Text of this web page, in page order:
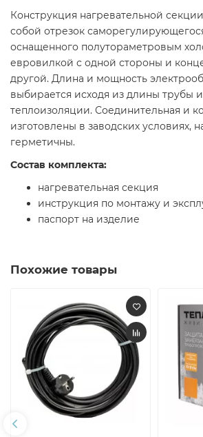
Конструкция нагревательной
собой отрезок
оснащенного полутораметровым
евровилкой с одной стороны и
другой. Длина и мощность
выбирается исходя из длины трубы
теплоизоляции. Соединительная и
изготовлены в заводских условиях,
герметичны.
Состав комплекта:
нагревательная секция
инструкция по монтажу и
паспорт на изделие
Похожие товары